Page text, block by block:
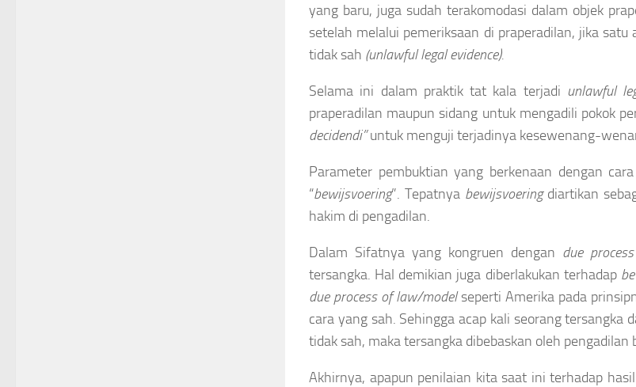
yang baru, juga sudah terakomodasi dalam objek
setelah melalui pemeriksaan di praperadilan, jika satu
tidak sah (unlawful legal evidence).
Selama ini dalam praktik tat kala terjadi unlawful
praperadilan maupun sidang untuk mengadili pokok
decidendi”untuk menguji terjadinya kesewenang-
Parameter pembuktian yang berkenaan dengan
“bewijsvoering”. Tepatnya bewijsvoeringdiartikan
hakim di pengadilan.
Dalam Sifatnya yang kongruen dengan due
tersangka. Hal demikian juga diberlakukan terhadap
due process of law/modelseperti Amerika pada
cara yang sah. Sehingga acap kali seorang
tidak sah, maka tersangka dibebaskan oleh pengadilan
Akhirnya, apapun penilaian kita saat ini terhadap